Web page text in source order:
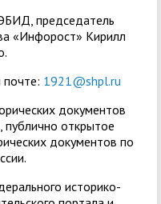
председатель
«Инфорост» Кирилл
почте: 1921@shpl.ru
документов
открытое
документов по
историко-